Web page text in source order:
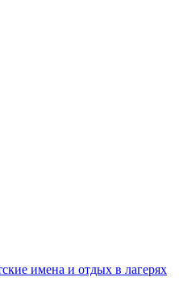
имена и отдых в лагерях